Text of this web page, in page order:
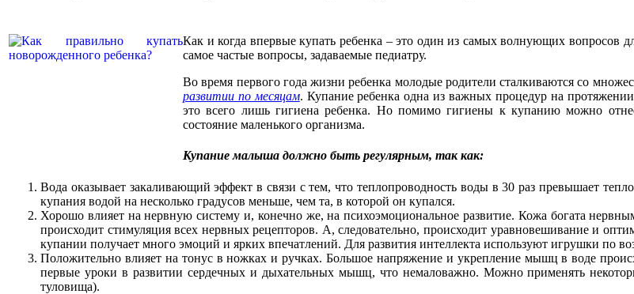
Как и когда впервые купать ребенка – это один из самых волнующих
самое частые вопросы, задаваемые педиатру.
Во время первого года жизни ребенка молодые родители сталкиваются со
развитии по месяцам. Купание ребенка одна из важных процедур на
это всего лишь гигиена ребенка. Но помимо гигиены к купанию можно
состояние маленького организма.
Купание малыша должно быть регулярным, так как:
Вода оказывает закаливающий эффект в связи с тем, что теплопроводность воды в 30 раз превышает
купания водой на несколько градусов меньше, чем та, в которой он купался.
Хорошо влияет на нервную систему и, конечно же, на психоэмоциональное развитие. Кожа богата
происходит стимуляция всех нервных рецепторов. А, следовательно, происходит уравновешивание и
купании получает много эмоций и ярких впечатлений. Для развития интеллекта используют игрушки по
Положительно влияет на тонус в ножках и ручках. Большое напряжение и укрепление мышц в воде
первые уроки в развитии сердечных и дыхательных мышц, что немаловажно. Можно применять
туловища).